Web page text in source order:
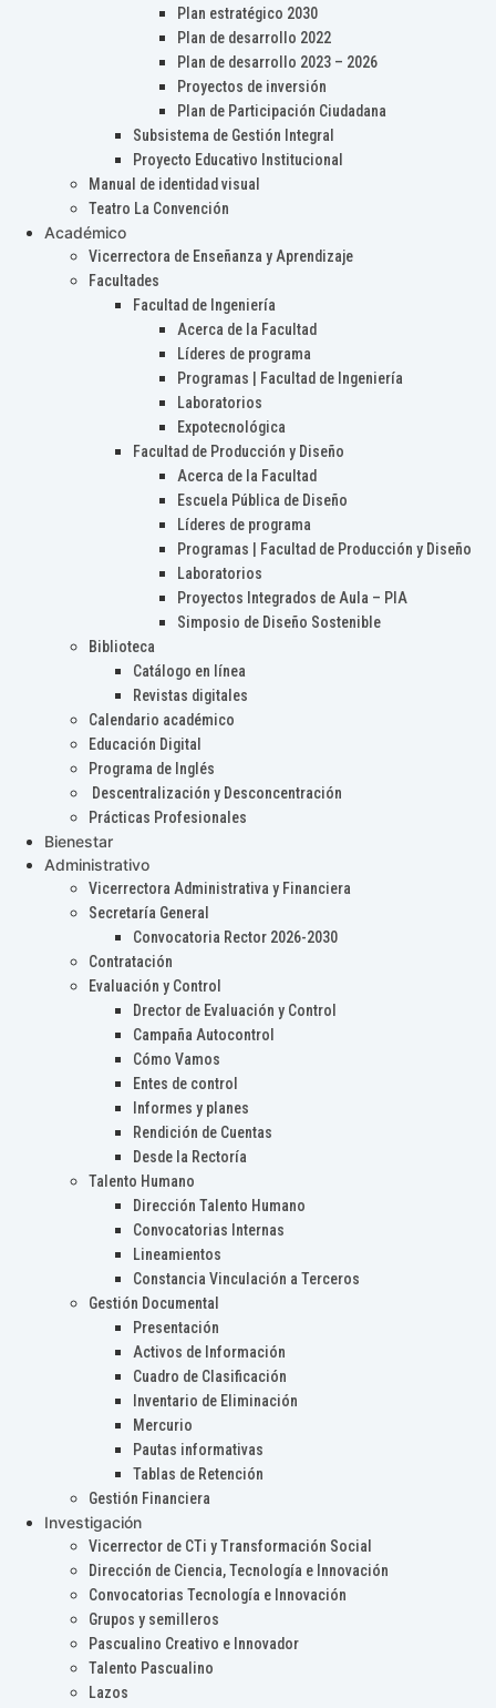
Plan estratégico 2030
Plan de desarrollo 2022
Plan de desarrollo 2023 – 2026
Proyectos de inversión
Plan de Participación Ciudadana
Subsistema de Gestión Integral
Proyecto Educativo Institucional
Manual de identidad visual
Teatro La Convención
Académico
Vicerrectora de Enseñanza y Aprendizaje
Facultades
Facultad de Ingeniería
Acerca de la Facultad
Líderes de programa
Programas | Facultad de Ingeniería
Laboratorios
Expotecnológica
Facultad de Producción y Diseño
Acerca de la Facultad
Escuela Pública de Diseño
Líderes de programa
Programas | Facultad de Producción y Diseño
Laboratorios
Proyectos Integrados de Aula – PIA
Simposio de Diseño Sostenible
Biblioteca
Catálogo en línea
Revistas digitales
Calendario académico
Educación Digital
Programa de Inglés
Descentralización y Desconcentración
Prácticas Profesionales
Bienestar
Administrativo
Vicerrectora Administrativa y Financiera
Secretaría General
Convocatoria Rector 2026-2030
Contratación
Evaluación y Control
Drector de Evaluación y Control
Campaña Autocontrol
Cómo Vamos
Entes de control
Informes y planes
Rendición de Cuentas
Desde la Rectoría
Talento Humano
Dirección Talento Humano
Convocatorias Internas
Lineamientos
Constancia Vinculación a Terceros
Gestión Documental
Presentación
Activos de Información
Cuadro de Clasificación
Inventario de Eliminación
Mercurio
Pautas informativas
Tablas de Retención
Gestión Financiera
Investigación
Vicerrector de CTi y Transformación Social
Dirección de Ciencia, Tecnología e Innovación
Convocatorias Tecnología e Innovación
Grupos y semilleros
Pascualino Creativo e Innovador
Talento Pascualino
Lazos